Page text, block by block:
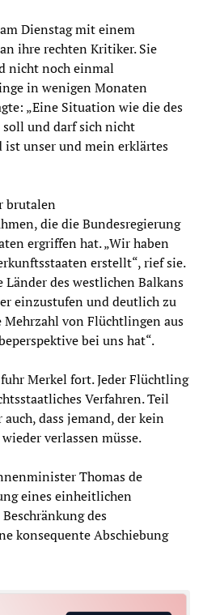
Dienstag mit einem
ihre rechten Kritiker. Sie
nicht noch einmal
in wenigen Monaten
„Eine Situation wie die des
soll und darf sich nicht
ist unser und mein erklärtes
brutalen
die die Bundesregierung
ergriffen hat. „Wir haben
erstellt“, rief sie.
Länder des westlichen Balkans
einzustufen und deutlich zu
Mehrzahl von Flüchtlingen aus
bei uns hat“.
Merkel fort. Jeder Flüchtling
Verfahren. Teil
auch, dass jemand, der kein
verlassen müsse.
Thomas de
eines einheitlichen
des
konsequente Abschiebung